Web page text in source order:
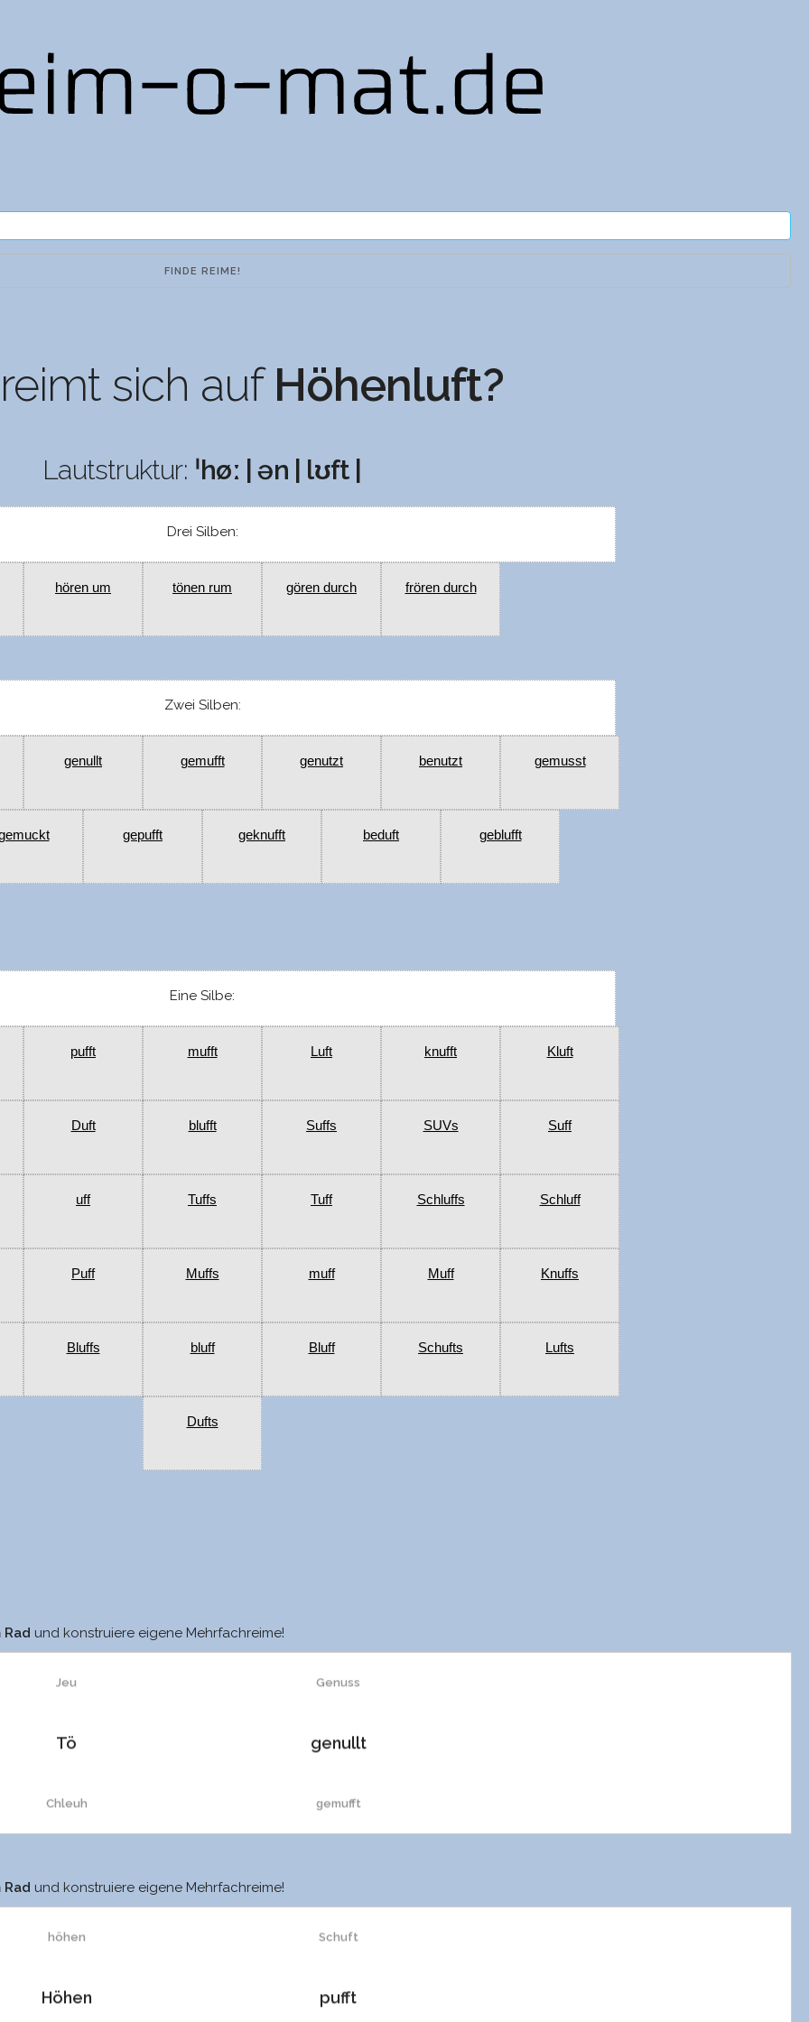
sich auf Höhenluft?
Lautstruktur: ˈhøː | ən | lʊft |
Drei Silben:
hören um tönen rum gören durch frören durch
Zwei Silben:
genullt gemufft genutzt benutzt gemusst
gepufft geknufft beduft geblufft
Eine Silbe:
pufft mufft Luft knufft Kluft
Duft blufft Suffs SUVs Suff
uff Tuffs Tuff Schluffs Schluff
Puff Muffs muff Muff Knuffs
Bluffs bluff Bluff Schufts Lufts
Dufts
und konstruiere eigene Mehrfachreime!
Jeu
Tö
Chleuh
Genuss
genullt
gemufft
und konstruiere eigene Mehrfachreime!
höhen
Höhen
Schuft
pufft